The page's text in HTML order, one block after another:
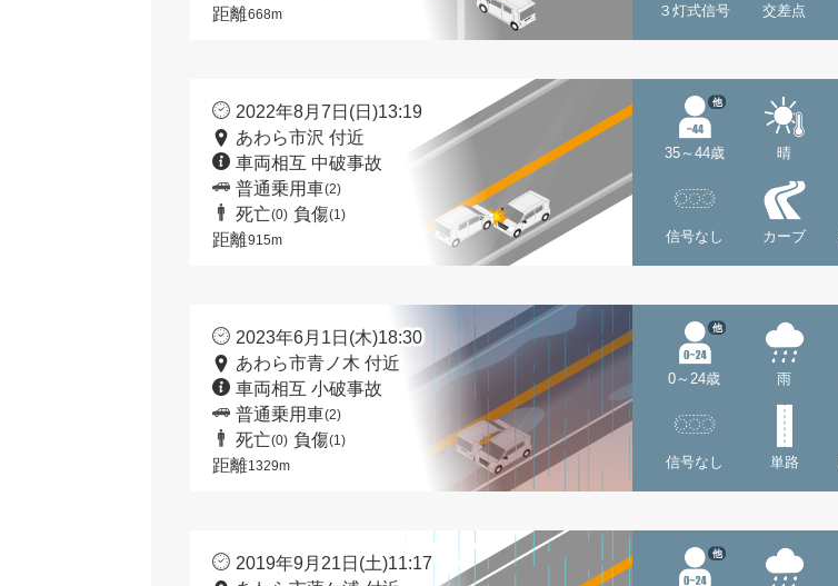
距離668m ３灯式信号 交差点
2022年8月7日(日)13:19
あわら市沢 付近
車両相互 中破事故
普通乗用車(2)
死亡(0) 負傷(1)
距離915m
35～44歳
他
晴
信号なし カーブ
2023年6月1日(木)18:30
あわら市青ノ木 付近
車両相互 小破事故
普通乗用車(2)
死亡(0) 負傷(1)
距離1329m
0～24歳
他
雨
信号なし 単路
2019年9月21日(土)11:17
他